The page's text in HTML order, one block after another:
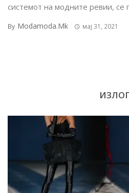
системот на модните ревии, се
By Modamoda.mk мај 31, 2021